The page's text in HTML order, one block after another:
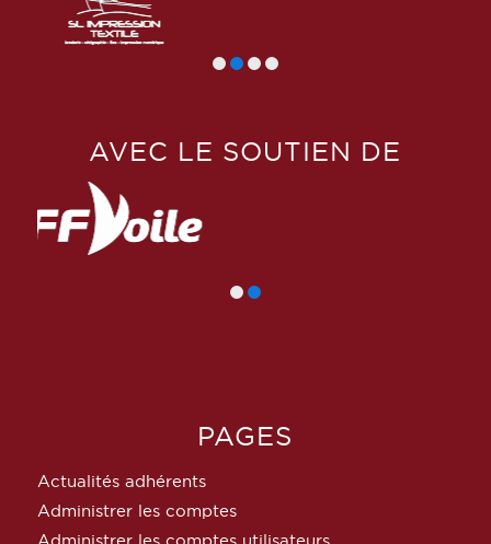
AVEC LE SOUTIEN DE
PAGES
Actualités adhérents
Administrer les comptes
Administrer les comptes utilisateurs